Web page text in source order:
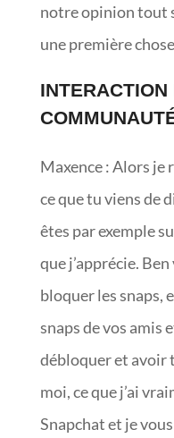
notre opinion tout
une première
INTERACTION
Maxence : Alors je
ce que tu viens de
êtes par exemple
que j’apprécie.
bloquer les snaps,
snaps de vos amis
débloquer et avoir
moi, ce que j’ai
Snapchat et je